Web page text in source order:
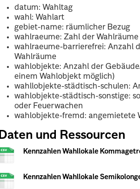
datum: Wahltag
wahl: Wahlart
gebiet-name: räumlicher Bezug
wahlraeume: Zahl der
wahlraeume-barrierefrei: Anzahl
Wahlräume
wahlobjekte: Anzahl der
einem Wahlobjekt möglich)
wahllobjekte-städtisch-schulen:
wahlobjekte-städtisch-sonstige:
oder Feuerwachen
wahlobjekte-fremd: angemietete
Daten und Ressourcen
Kennzahlen Wahllokale
Kennzahlen Wahllokale